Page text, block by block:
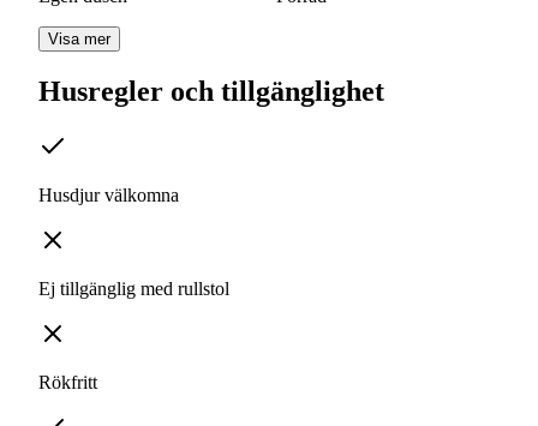
Visa mer
Husregler och tillgänglighet
Husdjur välkomna
Ej tillgänglig med rullstol
Rökfritt